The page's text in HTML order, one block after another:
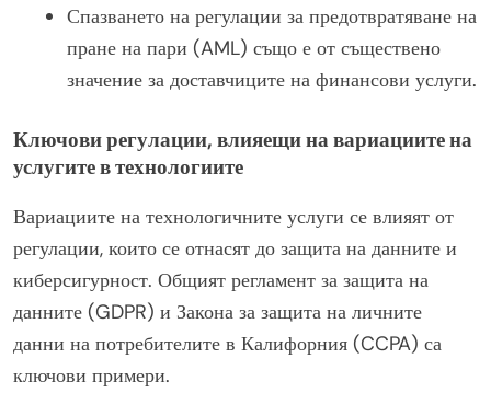
Спазването на регулации за предотвратяване на
пране на пари (AML) също е от съществено
значение за доставчиците на финансови услуги.
Ключови регулации, влияещи на вариациите на
услугите в технологиите
Вариациите на технологичните услуги се влияят от
регулации, които се отнасят до защита на данните и
киберсигурност. Общият регламент за защита на
данните (GDPR) и Закона за защита на личните
данни на потребителите в Калифорния (CCPA) са
ключови примери.